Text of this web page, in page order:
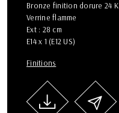
Bronze finition dorure 24 K
Verrine flamme
Ext : 28 cm
E14 x 1 (E12 US)
Finitions